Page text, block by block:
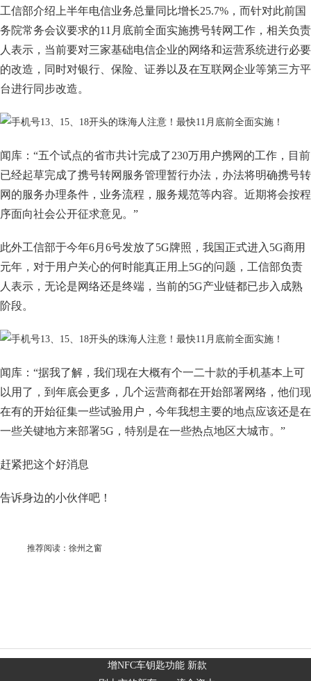
工信部介绍上半年电信业务总量同比增长25.7%，而针对此前国
务院常务会议要求的11月底前全面实施携号转网工作，相关负责
人表示，当前要对三家基础电信企业的网络和运营系统进行必要
的改造，同时对银行、保险、证券以及在互联网企业等第三方平
台进行同步改造。
闻库：“五个试点的省市共计完成了230万用户携网的工作，目前
已经起草完成了携号转网服务管理暂行办法，办法将明确携号转
网的服务办理条件，业务流程，服务规范等内容。近期将会按程
序面向社会公开征求意见。”
此外工信部于今年6月6号发放了5G牌照，我国正式进入5G商用
元年，对于用户关心的何时能真正用上5G的问题，工信部负责
人表示，无论是网络还是终端，当前的5G产业链都已步入成熟
阶段。
闻库：“据我了解，我们现在大概有个一二十款的手机基本上可
以用了，到年底会更多，几个运营商都在开始部署网络，他们现
在有的开始征集一些试验用户，今年我想主要的地点应该还是在
一些关键地方来部署5G，特别是在一些热点地区大城市。”
赶紧把这个好消息
告诉身边的小伙伴吧！
推荐阅读： 徐州之窗
增NFC车钥匙功能 新款